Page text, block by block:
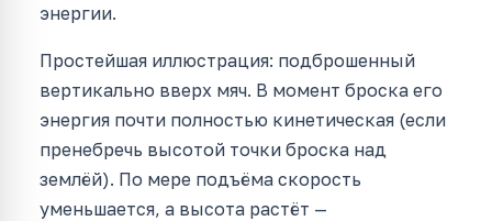
энергии.
Простейшая иллюстрация: подброшенный
вертикально вверх мяч. В момент броска его
энергия почти полностью кинетическая (если
пренебречь высотой точки броска над
землёй). По мере подъёма скорость
уменьшается, а высота растёт —